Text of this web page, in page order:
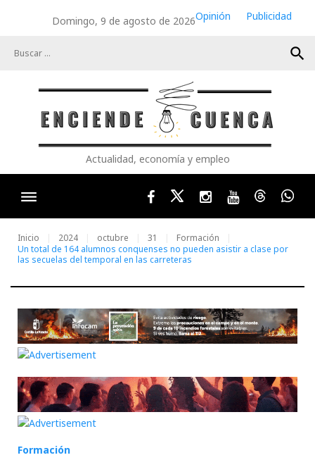
Domingo, 9 de agosto de 2026Opinión
Publicidad
search
Actualidad, economía y empleo
FacebookTwitterInstagram
YoutubeThreads
Inicio 2024 octubre 31
Formación
Un total de 164 alumnos conquenses no pueden asistir a clase por
las secuelas del temporal en las carreteras
Formación